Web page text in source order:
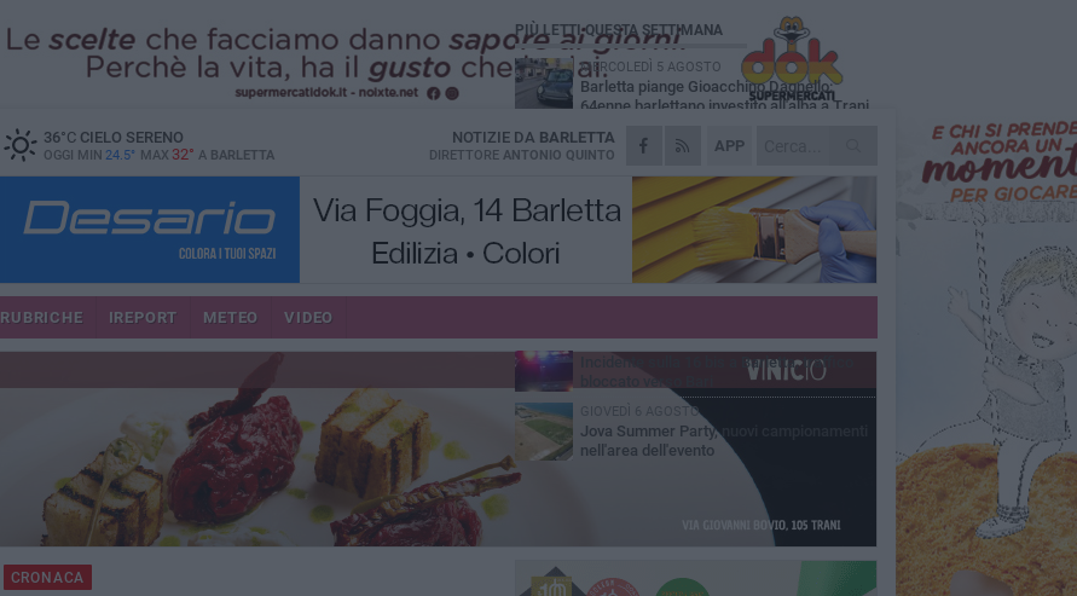
36°CCIELO SERENO
OGGI MIN 24.5° MAX 32° A BARLETTA
APP
NOTIZIE DA BARLETTA
DIRETTORE ANTONIO QUINTO
RUBRICHE IREPORT METEO VIDEO
CRONACA
PIÙ LETTI QUESTA SETTIMANA
MERCOLEDÌ 5 AGOSTO
Barletta piange Gioacchino Dagnello:
64enne barlettano investito all'alba a Trani
GIOVEDÌ 6 AGOSTO
Il ricordo di "Cecco", il benzinaio col
sorriso: «Contava i giorni che lo
separavano dalla pensione»
MERCOLEDÌ 5 AGOSTO
Jova Summer Party, giovedì mattina
sopralluogo nell'area dell'evento
DOMENICA 2 AGOSTO
Beni confiscati alla mafia. Nasce il servizio
VENERDÌ 7 AGOSTO
Incidente sulla 16 bis a Barletta, traffico
GIOVEDÌ 6 AGOSTO
Jova Summer Party, nuovi campionamenti
nell'area dell'evento